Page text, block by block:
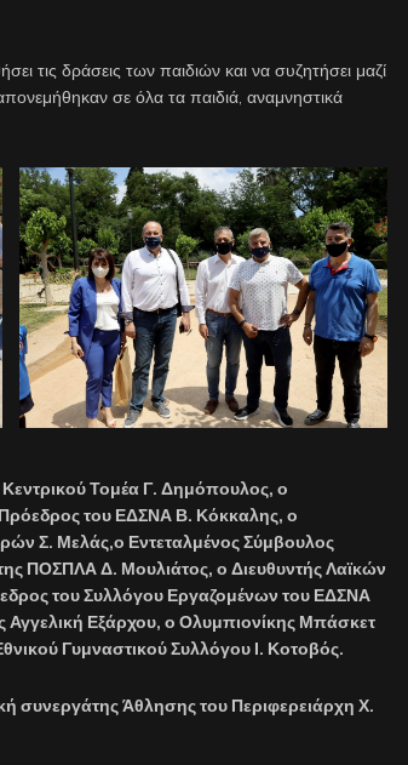
τις δράσεις των παιδιών και να συζητήσει μαζί
σε όλα τα παιδιά, αναμνηστικά
Κεντρικού Τομέα Γ. Δημόπουλος, ο
Πρόεδρος του ΕΔΣΝΑ Β. Κόκκαλης, ο
Σ. Μελάς,ο Εντεταλμένος Σύμβουλος
ΠΟΣΠΛΑ Δ. Μουλιάτος, ο Διευθυντής Λαϊκών
του Συλλόγου Εργαζομένων του ΕΔΣΝΑ
Εξάρχου, ο Ολυμπιονίκης Μπάσκετ
Γυμναστικού Συλλόγου Ι. Κοτοβός.
συνεργάτης Άθλησης του Περιφερειάρχη Χ.